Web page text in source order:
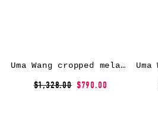
Uma Wang cropped melange wool trousers – Pink
$1,328.00 $790.00